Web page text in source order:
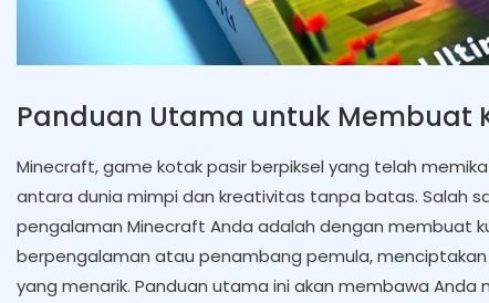
Panduan Utama untuk Membuat
Minecraft, game kotak pasir berpiksel yang telah
antara dunia mimpi dan kreativitas tanpa batas. Salah
pengalaman Minecraft Anda adalah dengan membuat
berpengalaman atau penambang pemula,
yang menarik. Panduan utama ini akan membawa